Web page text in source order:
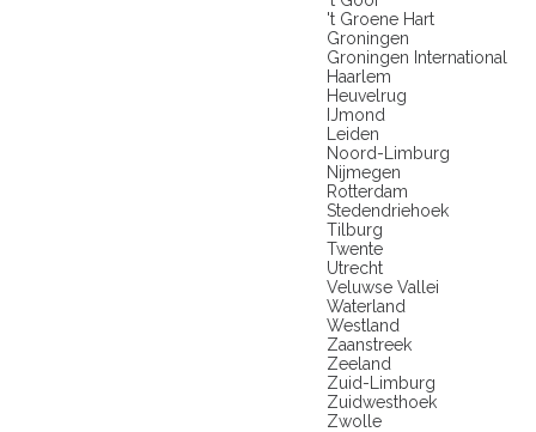
't Groene Hart
Groningen
Groningen International
Haarlem
Heuvelrug
IJmond
Leiden
Noord-Limburg
Nijmegen
Rotterdam
Stedendriehoek
Tilburg
Twente
Utrecht
Veluwse Vallei
Waterland
Westland
Zaanstreek
Zeeland
Zuid-Limburg
Zuidwesthoek
Zwolle